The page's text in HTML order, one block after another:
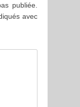
publiée.
avec